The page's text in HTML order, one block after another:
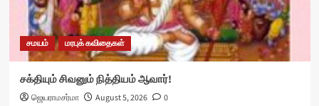
சமயம் மரபுக் கவிதைகள்
சக்தியும் சிவனும் நித்தியம் ஆவார்!
ஜெயராமசர்மா August 5, 2026 0